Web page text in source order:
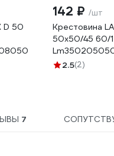
D 50
142 ₽ /шт
Крестовина
50x50/45 60/1
2.5(2)
7